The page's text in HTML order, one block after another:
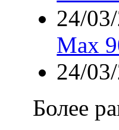
24/
Max
24/
Более